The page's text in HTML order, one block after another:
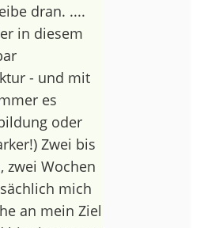
dran. ....
in diesem
- und mit
es
oder
Zwei bis
zwei Wochen
mich
an mein Ziel